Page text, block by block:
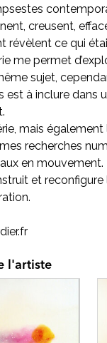
creusent,
révèlent ce qui
me permet
sujet,
est à inclure dans
mais également
recherches
en mouvement.
et reconfigure
l'artiste